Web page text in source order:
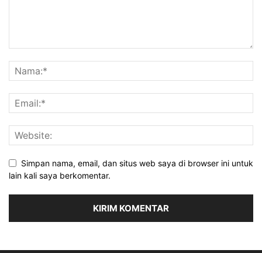
Simpan nama, email, dan situs web saya di browser ini untuk
lain kali saya berkomentar.